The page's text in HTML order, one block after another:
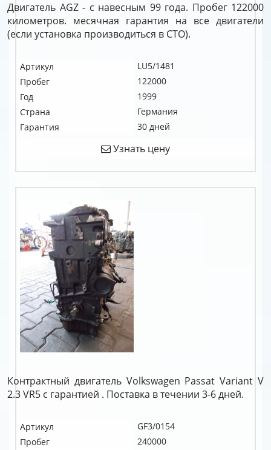
Двигатель AGZ - с навесным 99 года. Пробег 122000
километров. месячная гарантия на все двигатели
(если установка производиться в СТО).
Артикул
LU5/1481
Пробег
122000
Год
1999
Страна
Германия
Гарантия
30 дней
Узнать цену
Контрактный двигатель Volkswagen Passat Variant V
2.3 VR5 c гарантией . Поставка в течении 3-6 дней.
Артикул
GF3/0154
Пробег
240000